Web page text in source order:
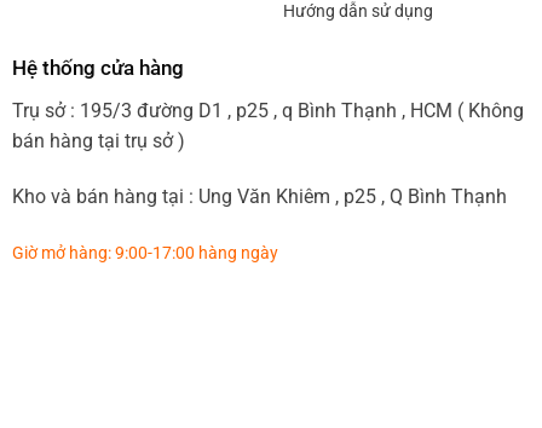
Hướng dẫn sử dụng
Hệ thống cửa hàng
Trụ sở : 195/3 đường D1 , p25 , q Bình Thạnh , HCM ( Không
bán hàng tại trụ sở )
Kho và bán hàng tại : Ung Văn Khiêm , p25 , Q Bình Thạnh
Giờ mở hàng: 9:00-17:00 hàng ngày